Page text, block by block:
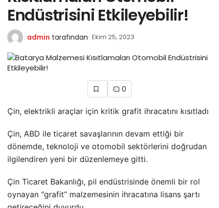
Endüstrisini Etkileyebilir!
admin tarafından Ekim 25, 2023
0
Çin, elektrikli araçlar için kritik grafit ihracatını kısıtladı
Çin, ABD ile ticaret savaşlarının devam ettiği bir
dönemde, teknoloji ve otomobil sektörlerini doğrudan
ilgilendiren yeni bir düzenlemeye gitti.
Çin Ticaret Bakanlığı, pil endüstrisinde önemli bir rol
oynayan “grafit” malzemesinin ihracatına lisans şartı